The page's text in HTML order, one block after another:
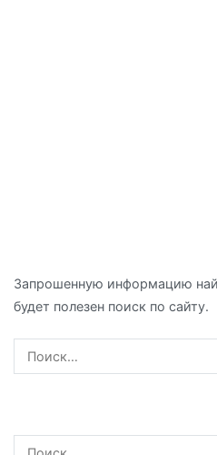
Запрошенную информацию
будет полезен поиск по сайту.
Найти:
Найти: